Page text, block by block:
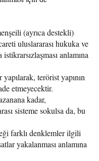
(ayrıca destekli)
uluslararası hukuka ve
anlamına
terörist yapının
etmeyecektir.
kadar,
sisteme sokulsa da, bu
farklı denklemler ilgili
yakalanması anlamına